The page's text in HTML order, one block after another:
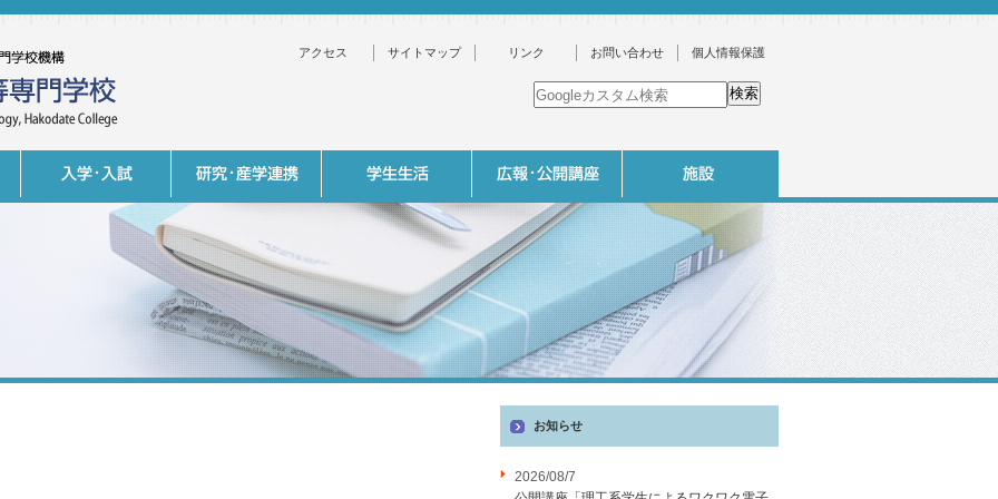
個人情報保護
お問い合わせ
リンク
サイトマップ
アクセス
お知らせ
2026/08/7